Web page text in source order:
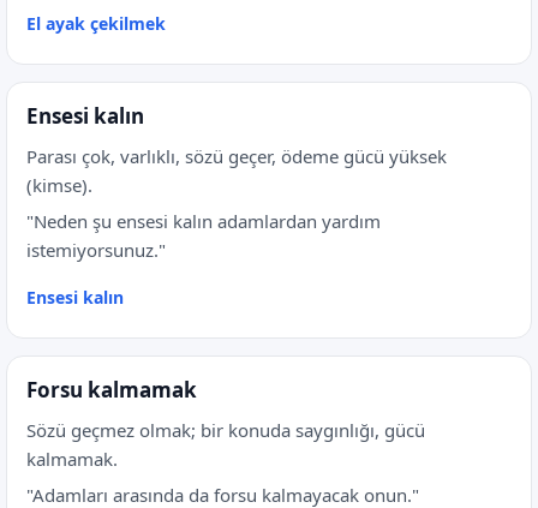
El ayak çekilmek
Ensesi kalın
Parası çok, varlıklı, sözü geçer, ödeme gücü yüksek
(kimse).
"Neden şu ensesi kalın adamlardan yardım
istemiyorsunuz."
Ensesi kalın
Forsu kalmamak
Sözü geçmez olmak; bir konuda saygınlığı, gücü
kalmamak.
"Adamları arasında da forsu kalmayacak onun."